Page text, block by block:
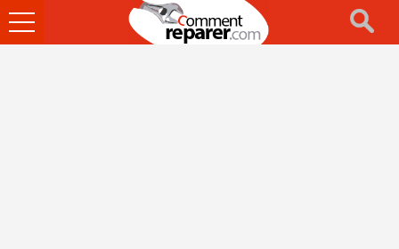
Ouvrir
le